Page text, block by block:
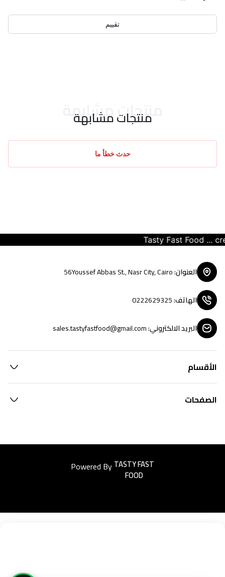
تقييم
منتجات مشابهة
منتجات مشابهة
حدث خطأ ما
Tasty Fast Food ... create
العنوان:
56Youssef Abbas St., Nasr City, Cairo
الهاتف:
0222629325
البريد الالكتروني:
sales.tastyfastfood@gmail.com
الأقسام
الصفحات
Powered ByEasyorders